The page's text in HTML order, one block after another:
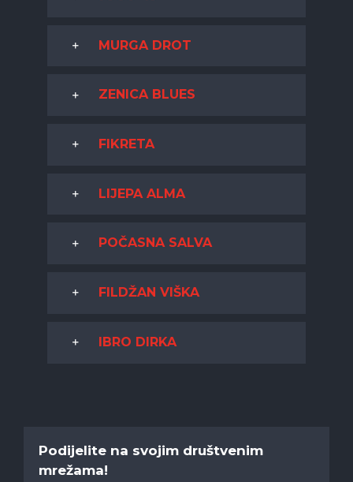
MURGA DROT
ZENICA BLUES
FIKRETA
LIJEPA ALMA
POČASNA SALVA
FILDŽAN VIŠKA
IBRO DIRKA
Podijelite na svojim društvenim
mrežama!